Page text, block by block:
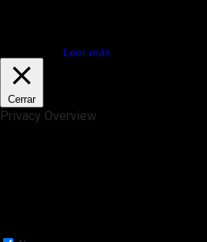
Leer más
Cerrar
Privacy Overview